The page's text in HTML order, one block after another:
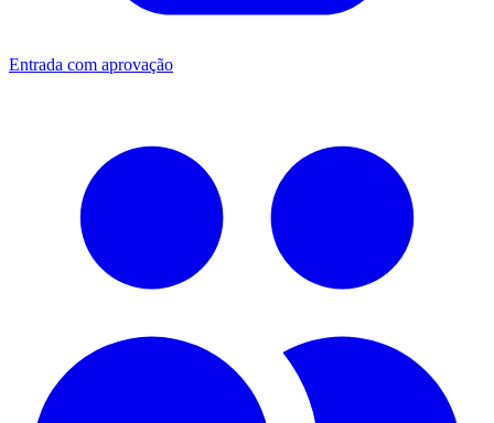
Entrada com aprovação